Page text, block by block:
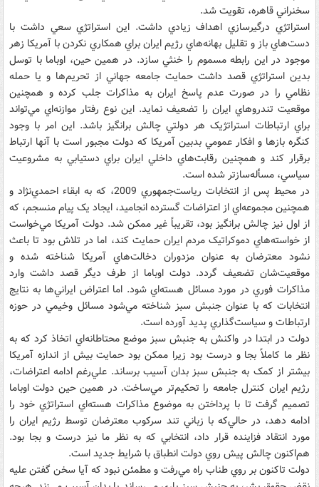
سخنراني قاهره، تقويت شد.
استراتژي درگيرسازي اهداف زيادي داشت. اين استراتژي سعي داشت با
دست‌هاي باز و تقليل بهانه‌هاي رژيم ايران براي همکاري نکردن با آمريکا زهر
موجود در اين رابطه مسموم را خنثي سازد. در همين حين، اوباما با توسل
بدين استراتژي قصد داشت حمايت جامعه جهاني از تحريم‌ها و يا حمله
نظامي را در صورت عدم پاسخ ايران به مذاکرات جلب کرده و همچنين
موقعيت تندروهاي ايران را تضعيف نمايد. اين نوع رفتار موازنه‌اي مي‌تواند
براي ارتباطات استراتژيک هر دولتي چالش‌ برانگيز باشد. اين امر با وجود
کنگره بازها و افکار عمومي بدبين آمريکا که دولت مجبور است با آنها ارتباط
برقرار کند و همچنين رقابت‌هاي داخلي ايران براي دستيابي به مشروعيت
سياسي،‌ مسأله‌سازتر شده است.
در محيط پس از انتخابات رياست‌جمهوري 2009، که به ابقاء احمدي‌نژاد و
همچنين مجموعه‌اي از اعتراضات گسترده انجاميد، ايجاد يک پيام منسجم، که
از اول نيز چالش ‌برانگيز بود، تقريباً غير ممکن شد. دولت آمريکا مي‌خواست
از خواسته‌هاي دموکراتيک مردم ايران حمايت کند، اما در تلاش بود تا باعث
نشود معترضان به عنوان مزدوران دخالت‌هاي آمريکا شناخته شده و
موقعيت‌شان تضعيف گردد. دولت اوباما از طرف ديگر قصد داشت وارد
مذاکرات فوري در مورد مسائل هسته‌اي شود. اما اعتراض ايراني‌ها به نتايج
انتخابات که با عنوان جنبش سبز شناخته مي‌شود مسائل وخيمي در حوزه
ارتباطات و سياست‌گذاري پديد آورده است.
دولت در ابتدا در واکنش به جنبش سبز موضع محتاطانه‌اي اتخاذ کرد که به
نظر ما کاملاً بجا و درست بود زيرا ممکن بود حمايت بيش‌ از اندازه آمريکا
بيشتر از کمک به جنبش سبز بدان آسيب برساند. علي‌رغم ادامه اعتراضات،
رژيم ايران کنترل جامعه را تحکيم‌تر مي‌ساخت. در همين حين دولت اوباما
تصميم گرفت تا با پرداختن به موضوع مذاکرات هسته‌اي استراتژي خود را
ادامه دهد، در حالي‌که با زباني تند سرکوب معترضان توسط رژيم ايران را
مورد انتقاد فزاينده قرار داد، انتخابي که به نظر ما نيز درست و بجا بود.
هم‌اکنون چالش پيش روي دولت انطباق با شرايط جديد است.
دولت تاکنون بر روي طناب راه مي‌رفت و مطمئن نبود که آيا سخن گفتن عليه